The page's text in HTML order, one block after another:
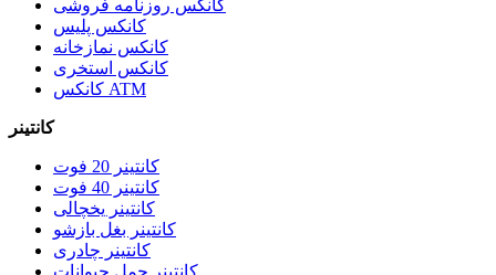
کانکس روزنامه فروشی
کانکس پلیس
کانکس نمازخانه
کانکس استخری
کانکس ATM
کانتینر
کانتینر 20 فوت
کانتینر 40 فوت
کانتینر یخچالی
کانتینر بغل بازشو
کانتینر چادری
کانتینر حمل حیوانات